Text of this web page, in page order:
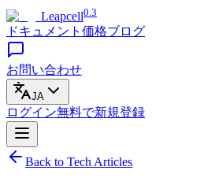
Leapcell0.3
ドキュメント 価格ブログ
お問い合わせ
JA
ログイン無料で新規登録
Back to Tech Articles